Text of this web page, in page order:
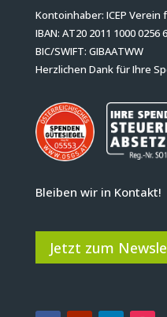
Kontoinhaber: ICEP
IBAN: AT20 2011 1000 0256
BIC/SWIFT: GIBAATWW
Herzlichen Dank für Ihre
Bleiben wir in Kontakt!
Jetzt zum